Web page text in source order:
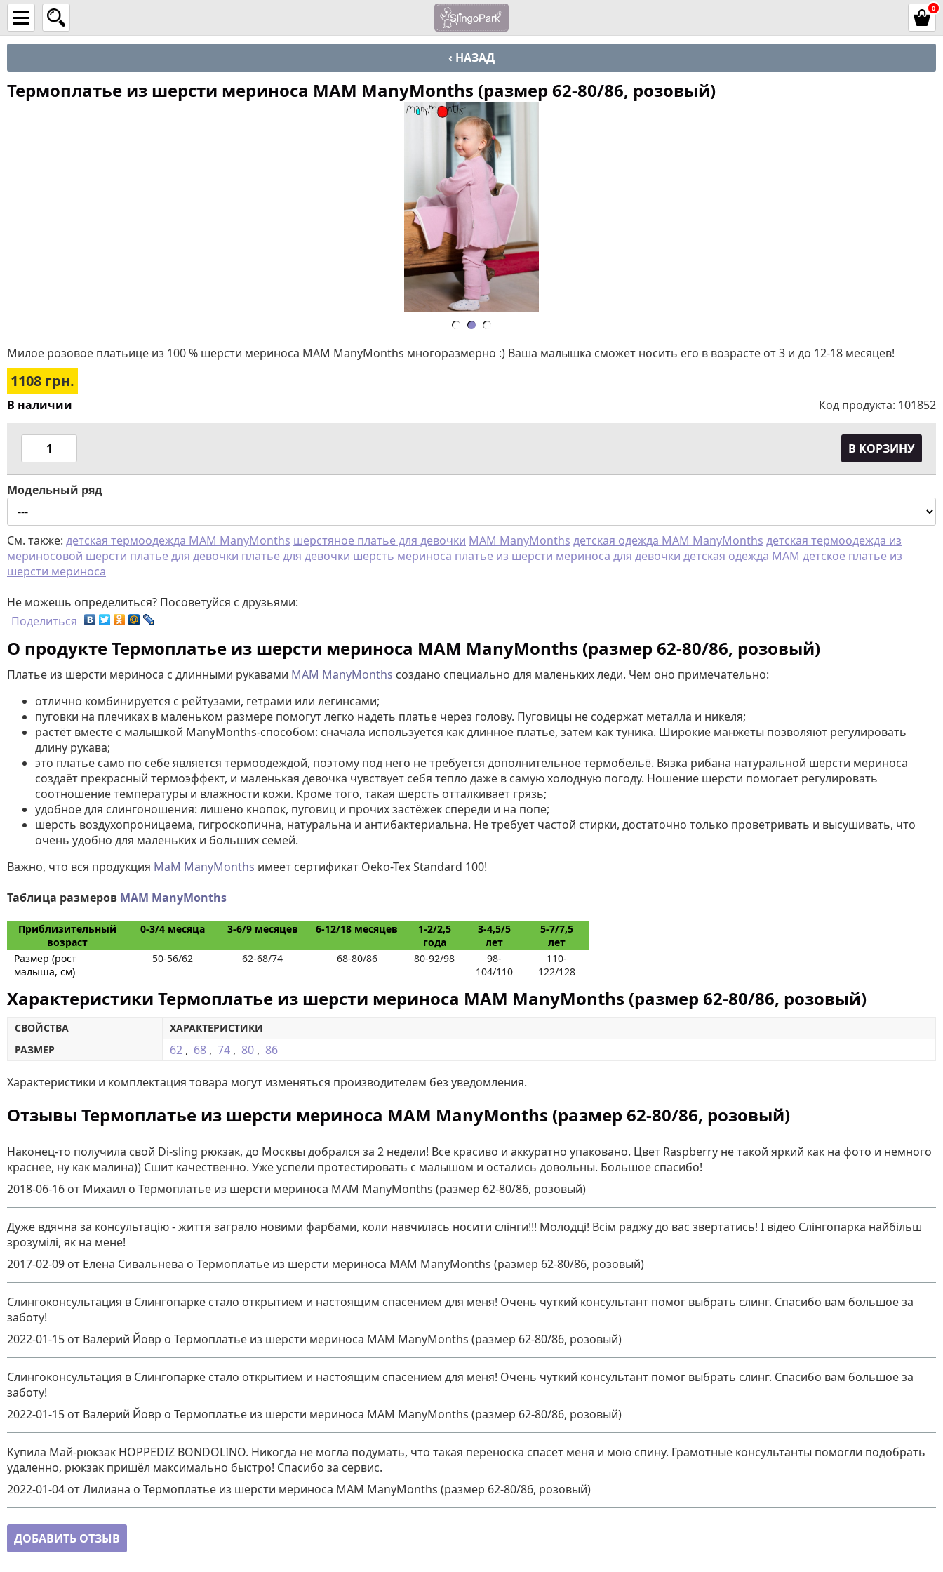
0
‹ НАЗАД
Термоплатье из шерсти мериноса MAM ManyMonths (размер 62-80/86, розовый)
Милое розовое платьице из 100 % шерсти мериноса MAM ManyMonths многоразмерно :) Ваша малышка сможет носить его в возрасте от 3 и до 12-18 месяцев!
1108 грн.
В наличии Код продукта: 101852
В КОРЗИНУ
Модельный ряд
См. также: детская термоодежда MAM ManyMonths шерстяное платье для девочки MAM ManyMonths детская одежда MAM ManyMonths детская термоодежда из
мериносовой шерсти платье для девочки платье для девочки шерсть мериноса платье из шерсти мериноса для девочки детская одежда MAM детское платье из
шерсти мериноса
Не можешь определиться? Посоветуйся с друзьями:
Поделиться
О продукте Термоплатье из шерсти мериноса MAM ManyMonths (размер 62-80/86, розовый)
Платье из шерсти мериноса с длинными рукавами MAM ManyMonths создано специально для маленьких леди. Чем оно примечательно:
отлично комбинируется с рейтузами, гетрами или легинсами;
пуговки на плечиках в маленьком размере помогут легко надеть платье через голову. Пуговицы не содержат металла и никеля;
растёт вместе с малышкой ManyMonths-способом: сначала используется как длинное платье, затем как туника. Широкие манжеты позволяют регулировать
длину рукава;
это платье само по себе является термоодеждой, поэтому под него не требуется дополнительное термобельё. Вязка рибана натуральной шерсти мериноса
создаёт прекрасный термоэффект, и маленькая девочка чувствует себя тепло даже в самую холодную погоду. Ношение шерсти помогает регулировать
соотношение температуры и влажности кожи. Кроме того, такая шерсть отталкивает грязь;
удобное для слингоношения: лишено кнопок, пуговиц и прочих застёжек спереди и на попе;
шерсть воздухопроницаема, гигроскопична, натуральна и антибактериальна. Не требует частой стирки, достаточно только проветривать и высушивать, что
очень удобно для маленьких и больших семей.
Важно, что вся продукция МаМ ManyMonths имеет сертификат Oeko-Tex Standard 100!
Таблица размеров MAM ManyMonths
Приблизительный
возраст
0-3/4 месяца 3-6/9 месяцев 6-12/18 месяцев
1-2/2,5
года
3-4,5/5
лет
5-7/7,5
лет
Размер (рост
малыша, см)
50-56/62 62-68/74 68-80/86 80-92/98
98-
104/110
110-
122/128
Характеристики Термоплатье из шерсти мериноса MAM ManyMonths (размер 62-80/86, розовый)
СВОЙСТВА
ХАРАКТЕРИСТИКИ
РАЗМЕР
62 , 68 , 74 , 80 , 86
Характеристики и комплектация товара могут изменяться производителем без уведомления.
Отзывы Термоплатье из шерсти мериноса MAM ManyMonths (размер 62-80/86, розовый)
Наконец-то получила свой Di-sling рюкзак, до Москвы добрался за 2 недели! Все красиво и аккуратно упаковано. Цвет Raspberry не такой яркий как на фото и немного
краснее, ну как малина)) Сшит качественно. Уже успели протестировать с малышом и остались довольны. Большое спасибо!
2018-06-16 от Михаил о Термоплатье из шерсти мериноса MAM ManyMonths (размер 62-80/86, розовый)
Дуже вдячна за консультацію - життя заграло новими фарбами, коли навчилась носити слінги!!! Молодці! Всім раджу до вас звертатись! І відео Слінгопарка найбільш
зрозумілі, як на мене!
2017-02-09 от Елена Сивальнева о Термоплатье из шерсти мериноса MAM ManyMonths (размер 62-80/86, розовый)
Слингоконсультация в Слингопарке стало открытием и настоящим спасением для меня! Очень чуткий консультант помог выбрать слинг. Спасибо вам большое за
заботу!
2022-01-15 от Валерий Йовр о Термоплатье из шерсти мериноса MAM ManyMonths (размер 62-80/86, розовый)
Слингоконсультация в Слингопарке стало открытием и настоящим спасением для меня! Очень чуткий консультант помог выбрать слинг. Спасибо вам большое за
заботу!
2022-01-15 от Валерий Йовр о Термоплатье из шерсти мериноса MAM ManyMonths (размер 62-80/86, розовый)
Купила Май-рюкзак HOPPEDIZ BONDOLINO. Никогда не могла подумать, что такая переноска спасет меня и мою спину. Грамотные консультанты помогли подобрать
удаленно, рюкзак пришёл максимально быстро! Спасибо за сервис.
2022-01-04 от Лилиана о Термоплатье из шерсти мериноса MAM ManyMonths (размер 62-80/86, розовый)
ДОБАВИТЬ ОТЗЫВ